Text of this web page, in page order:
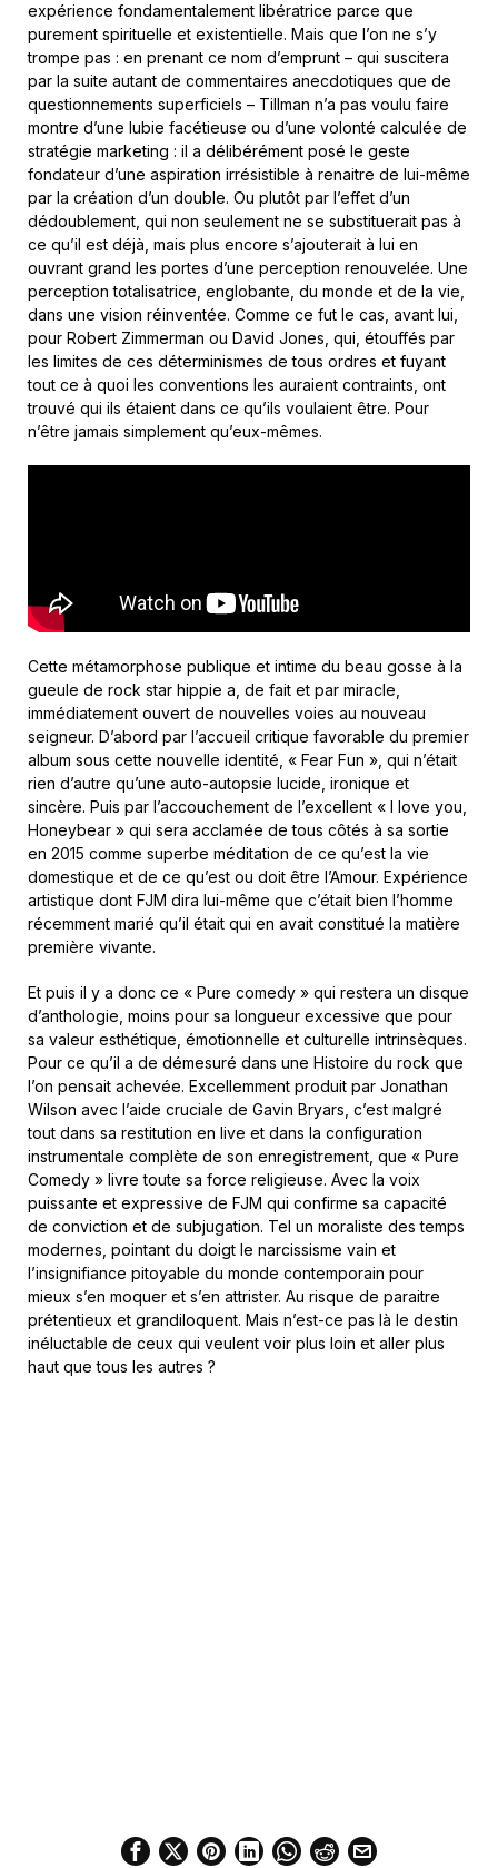
expérience fondamentalement libératrice parce que
purement spirituelle et existentielle. Mais que l’on ne s’y
trompe pas : en prenant ce nom d’emprunt – qui suscitera
par la suite autant de commentaires anecdotiques que de
questionnements superficiels – Tillman n’a pas voulu faire
montre d’une lubie facétieuse ou d’une volonté calculée de
stratégie marketing : il a délibérément posé le geste
fondateur d’une aspiration irrésistible à renaitre de lui-même
par la création d’un double. Ou plutôt par l’effet d’un
dédoublement, qui non seulement ne se substituerait pas à
ce qu’il est déjà, mais plus encore s’ajouterait à lui en
ouvrant grand les portes d’une perception renouvelée. Une
perception totalisatrice, englobante, du monde et de la vie,
dans une vision réinventée. Comme ce fut le cas, avant lui,
pour Robert Zimmerman ou David Jones, qui, étouffés par
les limites de ces déterminismes de tous ordres et fuyant
tout ce à quoi les conventions les auraient contraints, ont
trouvé qui ils étaient dans ce qu’ils voulaient être. Pour
n’être jamais simplement qu’eux-mêmes.
Cette métamorphose publique et intime du beau gosse à la
gueule de rock star hippie a, de fait et par miracle,
immédiatement ouvert de nouvelles voies au nouveau
seigneur. D’abord par l’accueil critique favorable du premier
album sous cette nouvelle identité, « Fear Fun », qui n’était
rien d’autre qu’une auto-autopsie lucide, ironique et
sincère. Puis par l’accouchement de l’excellent « I love you,
Honeybear » qui sera acclamée de tous côtés à sa sortie
en 2015 comme superbe méditation de ce qu’est la vie
domestique et de ce qu’est ou doit être l’Amour. Expérience
artistique dont FJM dira lui-même que c’était bien l’homme
récemment marié qu’il était qui en avait constitué la matière
première vivante.
Et puis il y a donc ce « Pure comedy » qui restera un disque
d’anthologie, moins pour sa longueur excessive que pour
sa valeur esthétique, émotionnelle et culturelle intrinsèques.
Pour ce qu’il a de démesuré dans une Histoire du rock que
l’on pensait achevée. Excellemment produit par Jonathan
Wilson avec l’aide cruciale de Gavin Bryars, c’est malgré
tout dans sa restitution en live et dans la configuration
instrumentale complète de son enregistrement, que « Pure
Comedy » livre toute sa force religieuse. Avec la voix
puissante et expressive de FJM qui confirme sa capacité
de conviction et de subjugation. Tel un moraliste des temps
modernes, pointant du doigt le narcissisme vain et
l’insignifiance pitoyable du monde contemporain pour
mieux s’en moquer et s’en attrister. Au risque de paraitre
prétentieux et grandiloquent. Mais n’est-ce pas là le destin
inéluctable de ceux qui veulent voir plus loin et aller plus
haut que tous les autres ?